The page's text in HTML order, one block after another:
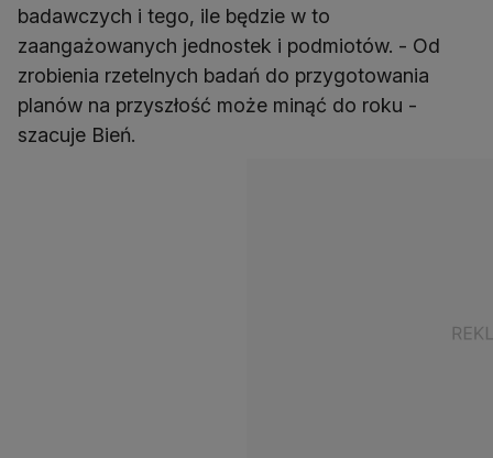
badawczych i tego, ile będzie w to
zaangażowanych jednostek i podmiotów. - Od
zrobienia rzetelnych badań do przygotowania
planów na przyszłość może minąć do roku -
szacuje Bień.